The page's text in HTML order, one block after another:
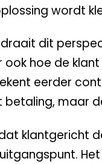
wordt
dit
ook hoe de
eerder
maar
klantgericht